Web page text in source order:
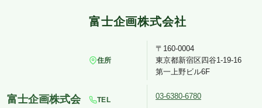
住所
〒160-0004
東京都新宿区四谷1-19-16
第一上野ビル6F
TEL 03-6380-6780